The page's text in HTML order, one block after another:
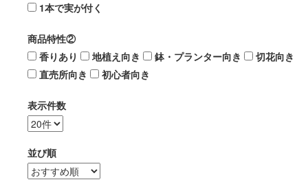
1本で実が付く
商品特性②
香りあり
地植え向き 鉢・プランター向き
切花向き
直売所向き
初心者向き
表示件数
並び順